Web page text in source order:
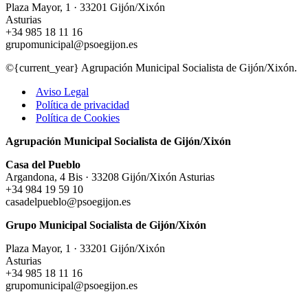
Plaza Mayor, 1 · 33201 Gijón/Xixón
Asturias
+34 985 18 11 16
grupomunicipal@psoegijon.es
©{current_year} Agrupación Municipal Socialista de Gijón/Xixón.
Aviso Legal
Política de privacidad
Política de Cookies
Agrupación Municipal Socialista de Gijón/Xixón
Casa del Pueblo
Argandona, 4 Bis · 33208 Gijón/Xixón Asturias
+34 984 19 59 10
casadelpueblo@psoegijon.es
Grupo Municipal Socialista de Gijón/Xixón
Plaza Mayor, 1 · 33201 Gijón/Xixón
Asturias
+34 985 18 11 16
grupomunicipal@psoegijon.es